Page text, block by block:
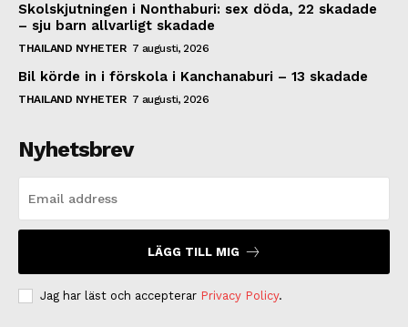
Skolskjutningen i Nonthaburi: sex döda, 22 skadade
– sju barn allvarligt skadade
THAILAND NYHETER 7 augusti, 2026
Bil körde in i förskola i Kanchanaburi – 13 skadade
THAILAND NYHETER 7 augusti, 2026
Nyhetsbrev
LÄGG TILL MIG
Jag har läst och accepterar Privacy Policy.